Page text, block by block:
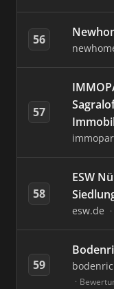
56
57
58
ESW
esw.de
59